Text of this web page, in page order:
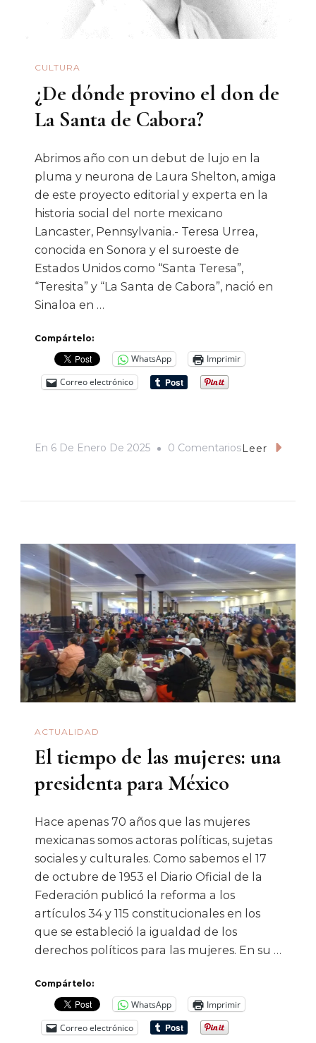
CULTURA
¿De dónde provino el don de
La Santa de Cabora?
Abrimos año con un debut de lujo en la
pluma y neurona de Laura Shelton, amiga
de este proyecto editorial y experta en la
historia social del norte mexicano
Lancaster, Pennsylvania.- Teresa Urrea,
conocida en Sonora y el suroeste de
Estados Unidos como “Santa Teresa”,
“Teresita” y “La Santa de Cabora”, nació en
Sinaloa en …
Compártelo:
WhatsApp
Imprimir
Correo electrónico
En 6 De Enero De 2025 0 ComentariosEn
Don
De
La
Santa
De
Cabora?
Leer
ACTUALIDAD
El tiempo de las mujeres: una
presidenta para México
Hace apenas 70 años que las mujeres
mexicanas somos actoras políticas, sujetas
sociales y culturales. Como sabemos el 17
de octubre de 1953 el Diario Oficial de la
Federación publicó la reforma a los
artículos 34 y 115 constitucionales en los
que se estableció la igualdad de los
derechos políticos para las mujeres. En su …
Compártelo:
WhatsApp
Imprimir
Correo electrónico